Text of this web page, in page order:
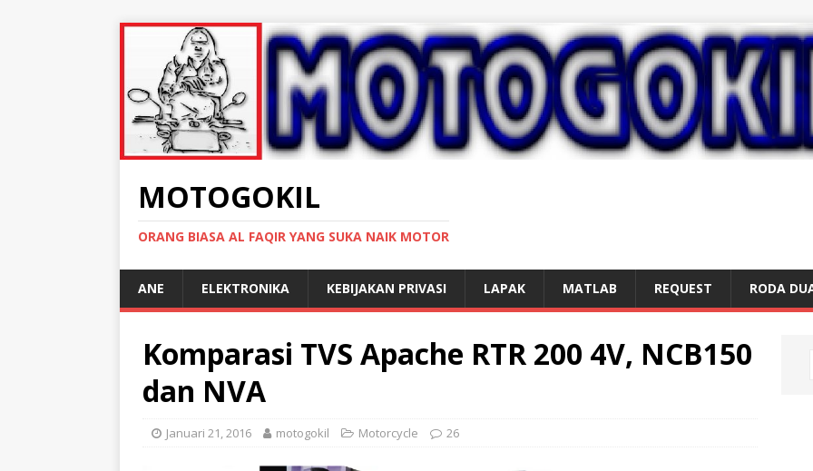
MOTOGOKIL
ORANG BIASA AL FAQIR YANG SUKA NAIK MOTOR
ANE ELEKTRONIKA KEBIJAKAN PRIVASI LAPAK MATLAB REQUEST RODA
Komparasi TVS Apache RTR 200 4V, NCB150
dan NVA
Januari 21, 2016 motogokil Motorcycle 26